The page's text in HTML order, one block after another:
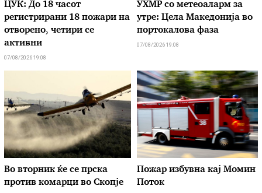
ЦУК: До 18 часот
регистрирани 18 пожари на
отворено, четири се
активни
07/08/2026 19:08
УХМР со метеоаларм за
утре: Цела Македонија во
портокалова фаза
07/08/2026 19:08
Во вторник ќе се прска
против комарци во Скопје
Пожар избувна кај Момин
Поток